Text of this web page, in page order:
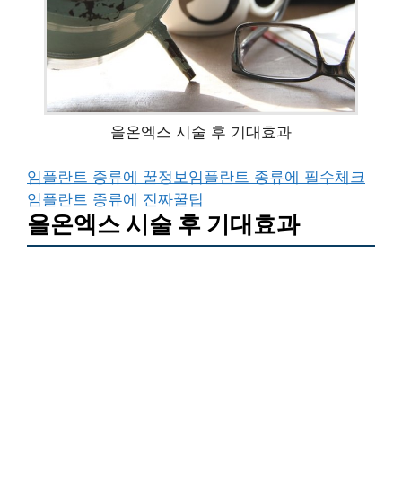
올온엑스 시술 후 기대효과
임플란트 종류에 꿀정보임플란트 종류에 필수체크
임플란트 종류에 진짜꿀팁
올온엑스 시술 후 기대효과